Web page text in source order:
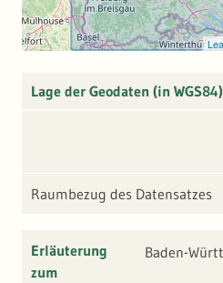
Lage der Geodaten (in WGS84)
Raumbezug des Datensatzes
Erläuterung
zum
Baden-